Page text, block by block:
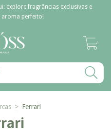
explore fragrâncias exclusivas e
aroma perfeito!
> Ferrari